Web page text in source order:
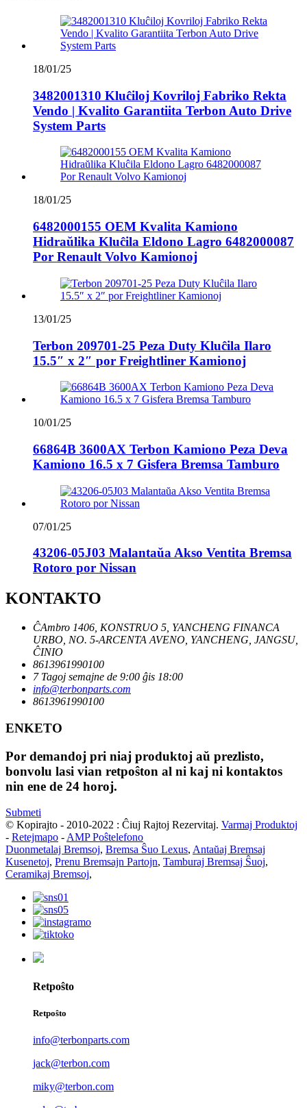
18/01/25
3482001310 Kluĉiloj Kovriloj Fabriko Rekta
Vendo | Kvalito Garantiita Terbon Auto Drive
System Parts
18/01/25
6482000155 OEM Kvalita Kamiono
Hidraŭlika Kluĉila Eldono Lagro 6482000087
Por Renault Volvo Kamionoj
13/01/25
Terbon 209701-25 Peza Duty Kluĉila Ilaro
15.5″ x 2″ por Freightliner Kamionoj
10/01/25
66864B 3600AX Terbon Kamiono Peza Deva
Kamiono 16.5 x 7 Gisfera Bremsa Tamburo
07/01/25
43206-05J03 Malantaŭa Akso Ventita Bremsa
Rotoro por Nissan
KONTAKTO
ĈAmbro 1406, KONSTRUO 5, YANCHENG FINANCA
URBO, NO. 5-ARCENTA AVENO, YANCHENG, JANGSU,
ĈINIO
8613961990100
7 Tagoj semajne de 9:00 ĝis 18:00
info@terbonparts.com
8613961990100
ENKETO
Por demandoj pri niaj produktoj aŭ prezlisto,
bonvolu lasi vian retpoŝton al ni kaj ni kontaktos
nin ene de 24 horoj.
Submeti
© Kopirajto - 2010-2022 : Ĉiuj Rajtoj Rezervitaj. Varmaj Produktoj
- Retejmapo -AMP Poŝtelefono
Duonmetalaj Bremsoj, Bremsa Ŝuo Lexus, Antaŭaj Bremsaj
Kusenetoj, Prenu Bremsajn Partojn, Tamburaj Bremsaj Ŝuoj,
Ceramikaj Bremsoj,
Retpoŝto
Retpoŝto
info@terbonparts.com
jack@terbon.com
miky@terbon.com